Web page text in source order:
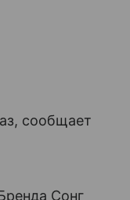
сообщает
Сонг